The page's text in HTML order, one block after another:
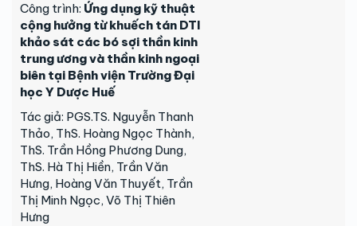
Công trình: Ứng dụng kỹ thuật
cộng hưởng từ khuếch tán DTI
khảo sát các bó sợi thần kinh
trung ương và thần kinh ngoại
biên tại Bệnh viện Trường Đại
học Y Dược Huế
Tác giả: PGS.TS. Nguyễn Thanh
Thảo, ThS. Hoàng Ngọc Thành,
ThS. Trần Hồng Phương Dung,
ThS. Hà Thị Hiền, Trần Văn
Hưng, Hoàng Văn Thuyết, Trần
Thị Minh Ngọc, Võ Thị Thiên
Hưng